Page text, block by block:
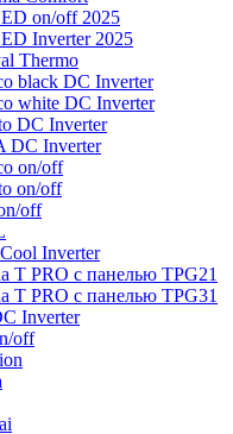
on/off 2025
Inverter 2025
Thermo
black DC Inverter
white DC Inverter
DC Inverter
DC Inverter
on/off
on/off
off
Inverter
T PRO c панелью TPG21
T PRO c панелью TPG31
Inverter
off